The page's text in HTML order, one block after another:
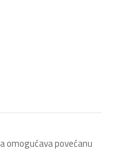
omogućava povećanu